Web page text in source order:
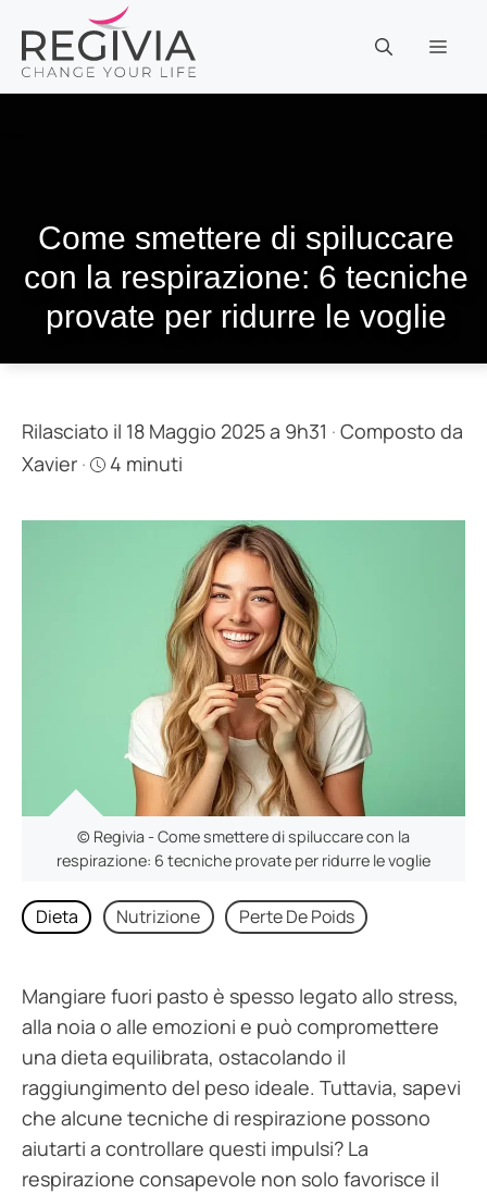
contenuto
Come smettere di spiluccare
con la respirazione: 6 tecniche
provate per ridurre le voglie
Rilasciato il 18 Maggio 2025 a 9h31 · Composto da
Xavier · 4 minuti
© Regivia - Come smettere di spiluccare con la
respirazione: 6 tecniche provate per ridurre le voglie
Dieta Nutrizione Perte De Poids
Mangiare fuori pasto è spesso legato allo stress,
alla noia o alle emozioni e può compromettere
una dieta equilibrata, ostacolando il
raggiungimento del peso ideale. Tuttavia, sapevi
che alcune tecniche di respirazione possono
aiutarti a controllare questi impulsi? La
respirazione consapevole non solo favorisce il